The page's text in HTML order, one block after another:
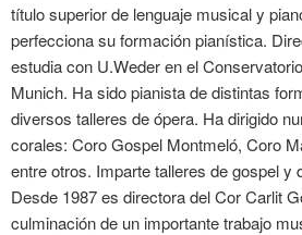
título superior de lenguaje musical y
perfecciona su formación pianística.
estudia con U.Weder en el
Munich. Ha sido pianista de distintas
diversos talleres de ópera. Ha dirigido
corales: Coro Gospel Montmeló, Coro
entre otros. Imparte talleres de gospel y
Desde 1987 es directora del Cor Carlit
culminación de un importante trabajo